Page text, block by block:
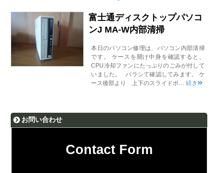
富士通ディスクトップパソコ
ンJ MA-W内部清掃
本日のパソコン修理は、パソコン内部清掃
です。 ケースを開け中身を確認すると、
CPU冷却ファンにたっぷりのごみが付して
いました。 バラシて確認してみます。 ケ
ース後部より 上下のスライドボ…続き
お問い合わせ
Contact Form